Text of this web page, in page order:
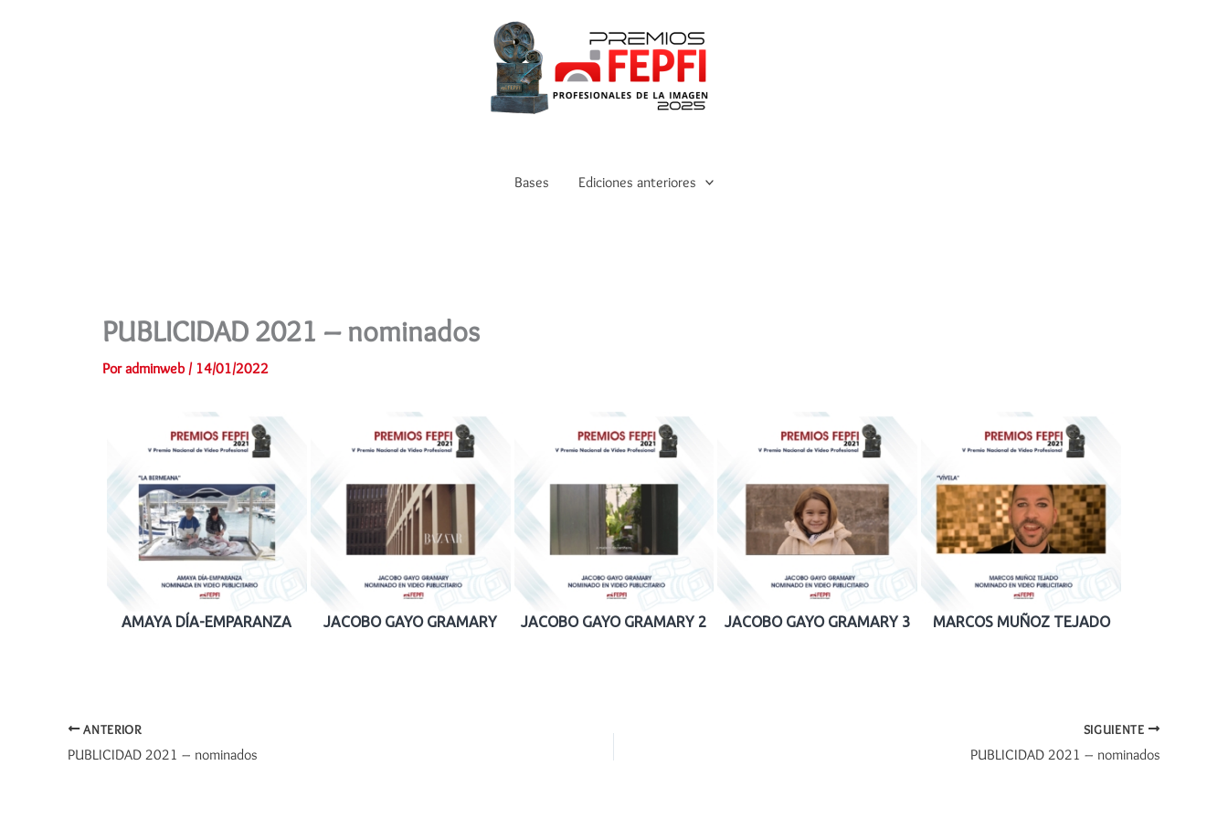
Bases Ediciones anteriores
PUBLICIDAD 2021 – nominados
Poradminweb / 14/01/2022
AMAYA DÍA-EMPARANZA JACOBO GAYO GRAMARY JACOBO GAYO GRAMARY 2 JACOBO GAYO GRAMARY 3 MARCOS MUÑOZ TEJADO
ANTERIOR
PUBLICIDAD 2021 – nominados
SIGUIENTE
PUBLICIDAD 2021 – nominados